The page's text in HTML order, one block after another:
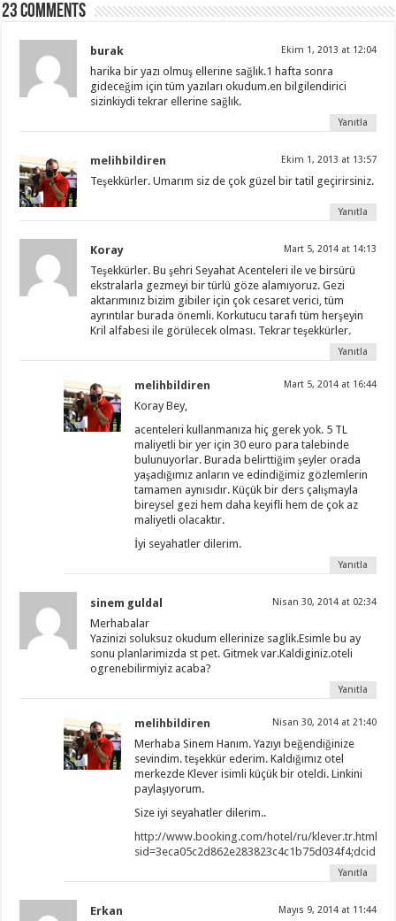
23 comments
burak Ekim 1, 2013 at 12:04
harika bir yazı olmuş ellerine sağlık.1 hafta sonra
gideceğim için tüm yazıları okudum.en bilgilendirici
sizinkiydi tekrar ellerine sağlık.
Yanıtla
melihbildiren Ekim 1, 2013 at 13:57
Teşekkürler. Umarım siz de çok güzel bir tatil geçirirsiniz.
Yanıtla
Koray Mart 5, 2014 at 14:13
Teşekkürler. Bu şehri Seyahat Acenteleri ile ve birsürü
ekstralarla gezmeyi bir türlü göze alamıyoruz. Gezi
aktarımınız bizim gibiler için çok cesaret verici, tüm
ayrıntılar burada önemli. Korkutucu tarafı tüm herşeyin
Kril alfabesi ile görülecek olması. Tekrar teşekkürler.
Yanıtla
melihbildiren Mart 5, 2014 at 16:44
Koray Bey,
acenteleri kullanmanıza hiç gerek yok. 5 TL
maliyetli bir yer için 30 euro para talebinde
bulunuyorlar. Burada belirttiğim şeyler orada
yaşadığımız anların ve edindiğimiz gözlemlerin
tamamen aynısıdır. Küçük bir ders çalışmayla
bireysel gezi hem daha keyifli hem de çok az
maliyetli olacaktır.
İyi seyahatler dilerim.
Yanıtla
sinem guldal Nisan 30, 2014 at 02:34
Merhabalar
Yazinizi soluksuz okudum ellerinize saglik.Esimle bu ay
sonu planlarimizda st pet. Gitmek var.Kaldiginiz.oteli
ogrenebilirmiyiz acaba?
Yanıtla
melihbildiren Nisan 30, 2014 at 21:40
Merhaba Sinem Hanım. Yazıyı beğendiğinize
sevindim. teşekkür ederim. Kaldığımız otel
merkezde Klever isimli küçük bir oteldi. Linkini
paylaşıyorum.
Size iyi seyahatler dilerim..
http://www.booking.com/hotel/ru/klever.tr.html?
sid=3eca05c2d862e283823c4c1b75d034f4;dcid=2
Yanıtla
Erkan Mayıs 9, 2014 at 11:44